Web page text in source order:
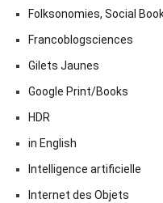
Folksonomies, Social
Francoblogsciences
Gilets Jaunes
Google Print/Books
HDR
in English
Intelligence artificielle
Internet des Objets